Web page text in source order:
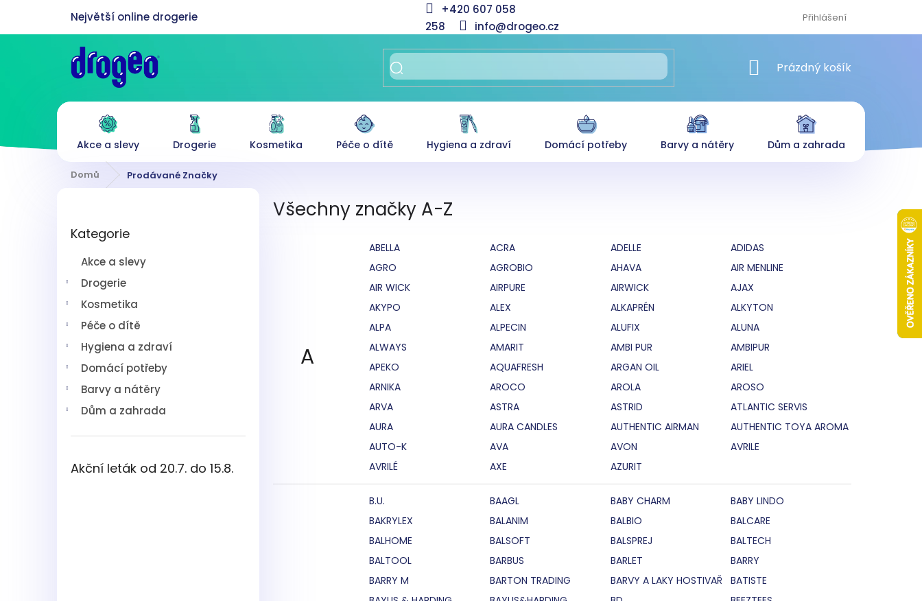
obsah
+420 607 058
258
info@drogeo.cz
Přihlášení
NÁKUPNÍ KOŠÍK
Prázdný košík
Akce a slevy Drogerie Kosmetika Péče o dítě Hygiena a zdraví Domácí potřeby Barvy a nátěry Dům a zahrada
Domů Prodávané Značky
kategorie
Kategorie
Akce a slevy
Drogerie
Kosmetika
Péče o dítě
Hygiena a zdraví
Domácí potřeby
Barvy a nátěry
Dům a zahrada
Akční leták od 20.7. do 15.8.
Všechny značky A-Z
A
ABELLA ACRA ADELLE
ADIDAS
AGRO
AGROBIO AHAVA
AIR MENLINE
AIR WICK
AIRPURE AIRWICK
AJAX
AKYPO
ALEX ALKAPRÉN
ALKYTON
ALPA
ALPECIN ALUFIX
ALUNA
ALWAYS
AMARIT AMBI PUR
AMBIPUR
APEKO
AQUAFRESH ARGAN OIL
ARIEL
ARNIKA
AROCO AROLA
AROSO
ARVA
ASTRA ASTRID
ATLANTIC SERVIS
AURA
AURA CANDLES AUTHENTIC AIRMAN
AUTHENTIC TOYA AROMA
AUTO-K
AVA AVON
AVRILE
AVRILÉ
AXE AZURIT
B.U. BAAGL BABY CHARM
BABY LINDO
BAKRYLEX
BALANIM BALBIO
BALCARE
BALHOME
BALSOFT BALSPREJ
BALTECH
BALTOOL
BARBUS BARLET
BARRY
BARRY M
BARTON TRADING BARVY A LAKY HOSTIVAŘ
BATISTE